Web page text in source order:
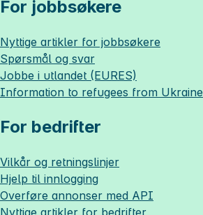
For jobbsøkere
Nyttige artikler for jobbsøkere
Spørsmål og svar
Jobbe i utlandet (EURES)
Information to refugees from Ukraine
For bedrifter
Vilkår og retningslinjer
Hjelp til innlogging
Overføre annonser med API
Nyttige artikler for bedrifter